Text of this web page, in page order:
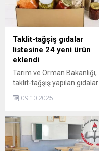
sürdürüyoruz dedi.
Taklit-tağşiş gıdalar
listesine 24 yeni ürün
eklendi
Tarım ve Orman Bakanlığı,
taklit-tağşiş yapılan gıdalar
24 yeni ürün daha eklendi.
09.10.2025